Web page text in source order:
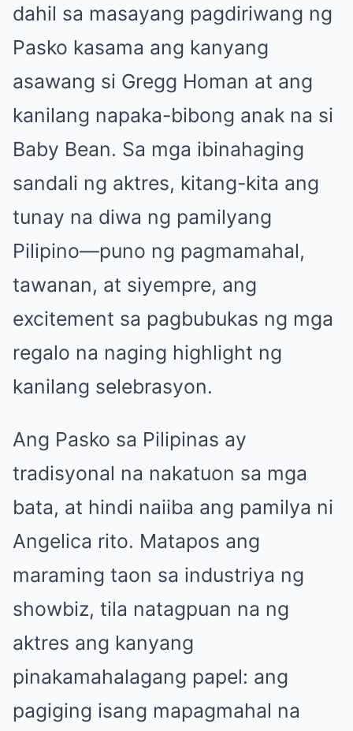
dahil sa masayang pagdiriwang ng
Pasko kasama ang kanyang
asawang si Gregg Homan at ang
kanilang napaka-bibong anak na si
Baby Bean. Sa mga ibinahaging
sandali ng aktres, kitang-kita ang
tunay na diwa ng pamilyang
Pilipino—puno ng pagmamahal,
tawanan, at siyempre, ang
excitement sa pagbubukas ng mga
regalo na naging highlight ng
kanilang selebrasyon.
Ang Pasko sa Pilipinas ay
tradisyonal na nakatuon sa mga
bata, at hindi naiiba ang pamilya ni
Angelica rito. Matapos ang
maraming taon sa industriya ng
showbiz, tila natagpuan na ng
aktres ang kanyang
pinakamahalagang papel: ang
pagiging isang mapagmahal na